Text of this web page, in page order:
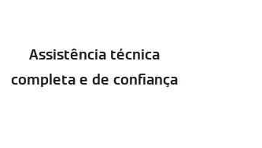
Assistência técnica
completa e de confiança